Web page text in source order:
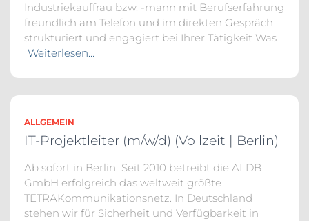
Industriekauffrau bzw. -mann mit Berufserfahrung
freundlich am Telefon und im direkten Gespräch
strukturiert und engagiert bei Ihrer Tätigkeit Was
Weiterlesen…
ALLGEMEIN
IT-Projektleiter (m/w/d) (Vollzeit | Berlin)
Ab sofort in Berlin Seit 2010 betreibt die ALDB
GmbH erfolgreich das weltweit größte
TETRAKommunikationsnetz. In Deutschland
stehen wir für Sicherheit und Verfügbarkeit in